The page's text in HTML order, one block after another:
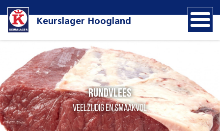
Keurslager Hoogland
Rundvlees
Veelzijdig en smaakvol